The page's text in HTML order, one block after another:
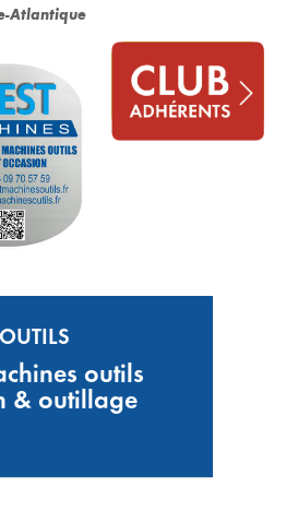
Atlantique
outils
& outillage